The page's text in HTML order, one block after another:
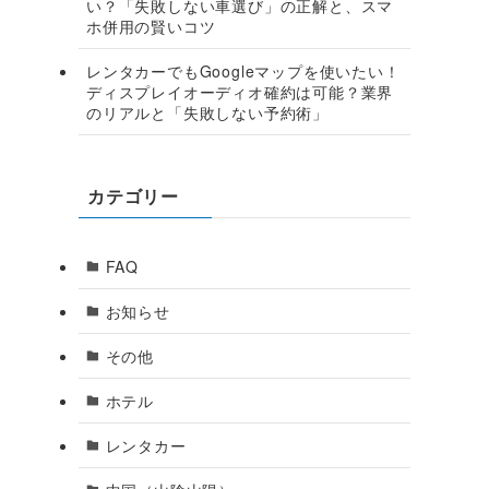
い？「失敗しない車選び」の正解と、スマ
ホ併用の賢いコツ
レンタカーでもGoogleマップを使いたい！
ディスプレイオーディオ確約は可能？業界
のリアルと「失敗しない予約術」
カテゴリー
FAQ
お知らせ
その他
ホテル
レンタカー